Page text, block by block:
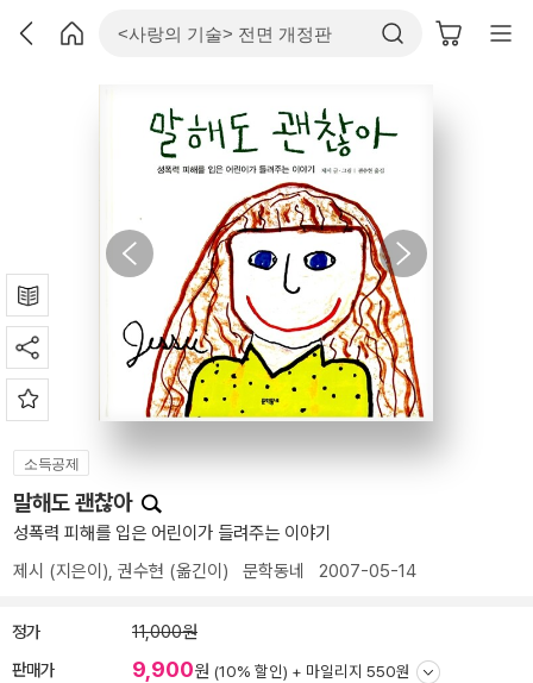
소득공제
말해도 괜찮아
성폭력 피해를 입은 어린이가 들려주는 이야기
제시 (지은이), 권수현 (옮긴이) 문학동네 2007-05-14
정가 11,000원
판매가 9,900원 (10% 할인) + 마일리지 550원